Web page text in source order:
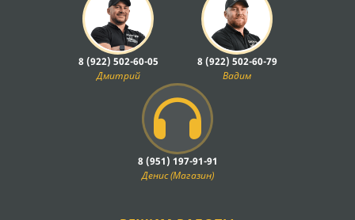
8 (922) 502-60-05
Дмитрий
8 (922) 502-60-79
Вадим
8 (951) 197-91-91
Денис (Магазин)